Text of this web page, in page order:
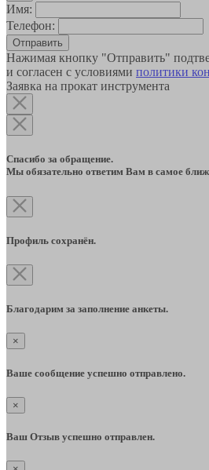
Имя:
Телефон:
Отправить
Нажимая кнопку "Отправить"
и согласен с условиями политики
Заявка на прокат инструмента
Спасибо за обращение.
Мы обязательно ответим Вам в самое
Профиль сохранён.
Благодарим за заполнение анкеты.
×
Ваше сообщение успешно отправлено.
×
Ваш Отзыв успешно отправлен.